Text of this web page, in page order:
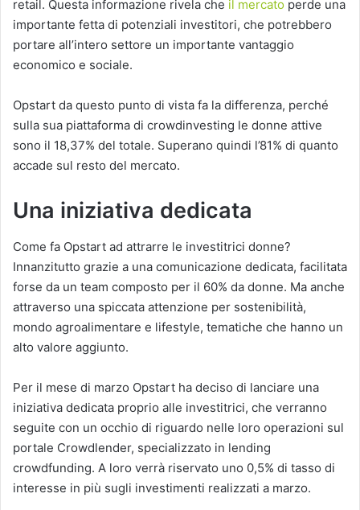
retail. Questa informazione rivela che il mercato perde una
importante fetta di potenziali investitori, che potrebbero
portare all’intero settore un importante vantaggio
economico e sociale.
Opstart da questo punto di vista fa la differenza, perché
sulla sua piattaforma di crowdinvesting le donne attive
sono il 18,37% del totale. Superano quindi l’81% di quanto
accade sul resto del mercato.
Una iniziativa dedicata
Come fa Opstart ad attrarre le investitrici donne?
Innanzitutto grazie a una comunicazione dedicata, facilitata
forse da un team composto per il 60% da donne. Ma anche
attraverso una spiccata attenzione per sostenibilità,
mondo agroalimentare e lifestyle, tematiche che hanno un
alto valore aggiunto.
Per il mese di marzo Opstart ha deciso di lanciare una
iniziativa dedicata proprio alle investitrici, che verranno
seguite con un occhio di riguardo nelle loro operazioni sul
portale Crowdlender, specializzato in lending
crowdfunding. A loro verrà riservato uno 0,5% di tasso di
interesse in più sugli investimenti realizzati a marzo.